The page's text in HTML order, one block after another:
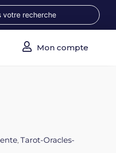
Mon compte
,Tarot-Oracles-